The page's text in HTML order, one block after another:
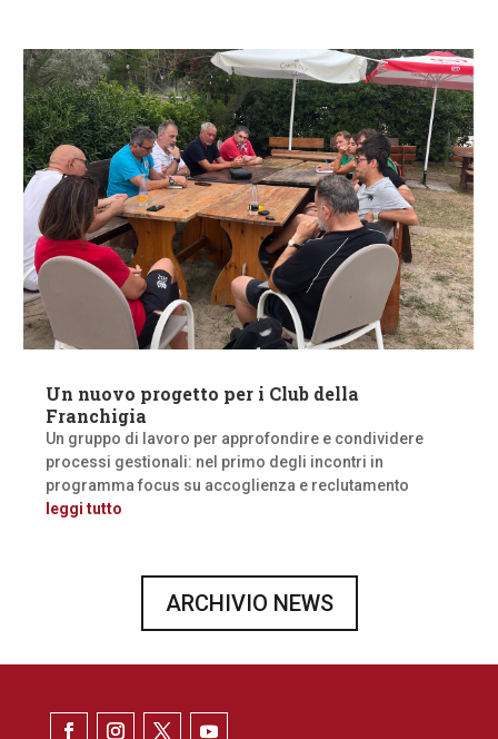
Un nuovo progetto per i Club della
Franchigia
Un gruppo di lavoro per approfondire e condividere
processi gestionali: nel primo degli incontri in
programma focus su accoglienza e reclutamento
leggi tutto
ARCHIVIO NEWS